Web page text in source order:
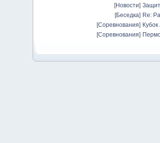
[Новости]
[Беседка] Re:
[Соревнования]
[Соревнования]